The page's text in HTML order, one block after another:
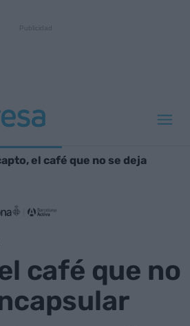
el café que no se deja
café que no